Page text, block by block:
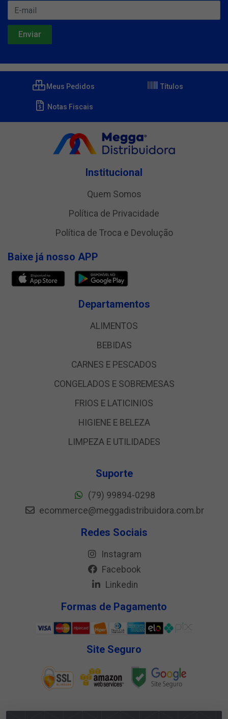
Meus Pedidos Títulos
Notas Fiscais
Institucional
Quem Somos
Política de Privacidade
Política de Troca e Devolução
Baixe já nosso APP
Departamentos
ALIMENTOS
BEBIDAS
CARNES E PESCADOS
CONGELADOS E SOBREMESAS
FRIOS E LATICINIOS
HIGIENE E BELEZA
LIMPEZA E UTILIDADES
Suporte
(79) 99894-0298
ecommerce@meggadistribuidora.com.br
Redes Sociais
Instagram
Facebook
Linkedin
Formas de Pagamento
Site Seguro